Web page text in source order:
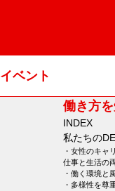
イベント
働き方
INDEX
私たちの
女性のキャ
仕事と生活の
働く環境と
多様性を尊